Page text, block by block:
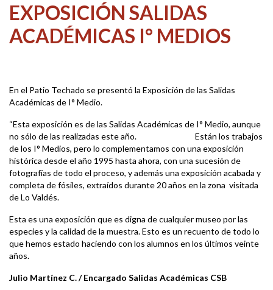
EXPOSICIÓN SALIDAS
ACADÉMICAS I° MEDIOS
En el Patio Techado se presentó la Exposición de las Salidas
Académicas de I° Medio.
“Esta exposición es de las Salidas Académicas de I° Medio, aunque
no sólo de las realizadas este año. Están los trabajos
de los I° Medios, pero lo complementamos con una exposición
histórica desde el año 1995 hasta ahora, con una sucesión de
fotografías de todo el proceso, y además una exposición acabada y
completa de fósiles, extraídos durante 20 años en la zona visitada
de Lo Valdés.
Esta es una exposición que es digna de cualquier museo por las
especies y la calidad de la muestra. Esto es un recuento de todo lo
que hemos estado haciendo con los alumnos en los últimos veinte
años.
Julio Martínez C. / Encargado Salidas Académicas CSB